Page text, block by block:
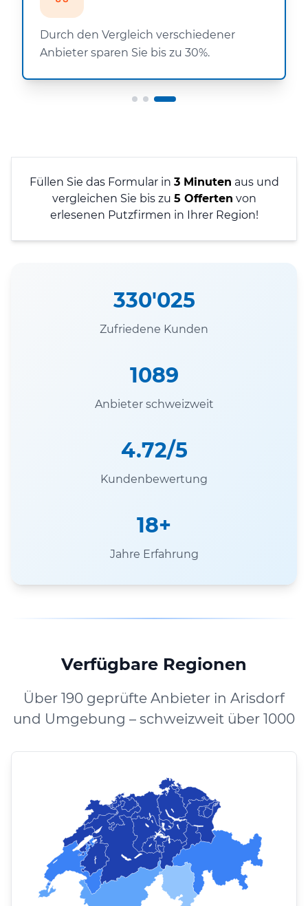
Durch den Vergleich verschiedener
Anbieter sparen Sie bis zu 30%.
Füllen Sie das Formular in 3 Minuten aus und
vergleichen Sie bis zu 5 Offerten von
erlesenen Putzfirmen in Ihrer Region!
330'025
Zufriedene Kunden
1089
Anbieter schweizweit
4.72/5
Kundenbewertung
18+
Jahre Erfahrung
Verfügbare Regionen
Über 190 geprüfte Anbieter in Arisdorf
und Umgebung – schweizweit über 1000